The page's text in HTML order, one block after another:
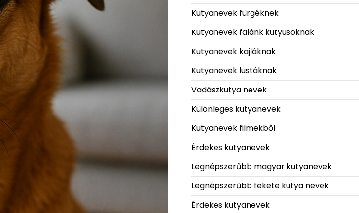
Kutyanevek fürgéknek
Kutyanevek falánk kutyusoknak
Kutyanevek kajláknak
Kutyanevek lustáknak
Vadászkutya nevek
Különleges kutyanevek
Kutyanevek filmekből
Érdekes kutyanevek
Legnépszerűbb magyar kutyanevek
Legnépszerűbb fekete kutya nevek
Érdekes kutyanevek